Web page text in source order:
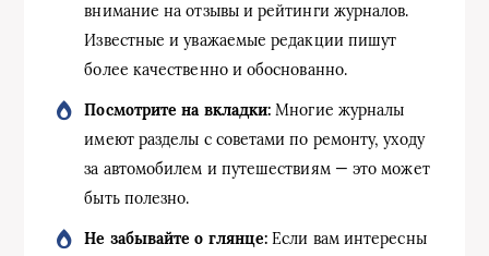
внимание на отзывы и рейтинги журналов.
Известные и уважаемые редакции пишут
более качественно и обоснованно.
Посмотрите на вкладки: Многие журналы
имеют разделы с советами по ремонту, уходу
за автомобилем и путешествиям — это может
быть полезно.
Не забывайте о глянце: Если вам интересны